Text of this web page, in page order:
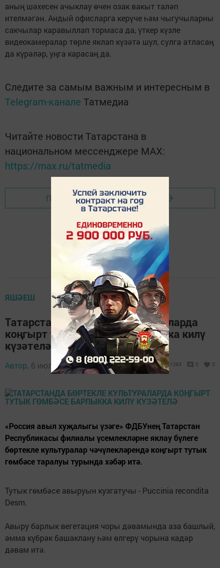
аның шәхесен ачыклау өчен озак вакыт таләп
ителмәгән. Андый офисларга керүче һәм чыгучыларны
сакчылар каравыллап тормаса да, үткер күзле
видеокамералар төрле яклап күзәтә шул, сулга атласаң
да күрәләр, уңга карасаң да.
Следите за самым важным и интересным в
Telegram-канале Татмедиа
Читайте новости Татарстана в
национальном мессенджере MАХ:
https://max.ru/tatmedia
Перейти на страницу новости
ЯШӘЕШ
Татарстанда бөртекле культураларда
коңгырт тутык гөмбәсе барлыкка килү
күзәтелә
Автор, 6 июль 2020 - 17:37 1063 0 0
«Россия авыл хуҗалыгы үзәге» ФДБУнең Татарстан
Республикасы филиалы үсемлекләрне яклау бүлеге
бөртекле культуралар чәчүлекләрендә коңгырт тутык
гөмбәсе таралуы турында хәбәр итә.
Тутык гөмбәсе авыруын кузгатучы - Puccinia recondita
Desm.
Авыру барлык вегетация чоры дәвамында аза башлый,
әмма күбрәк башаклану һәм өлгерү чорына кадәр
дәвам итә.